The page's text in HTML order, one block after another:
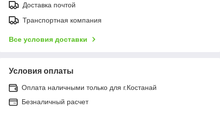
Доставка почтой
Транспортная компания
Все условия доставки
Условия оплаты
Оплата наличными только для г.Костанай
Безналичный расчет